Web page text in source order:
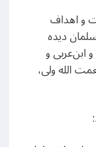
و اهداف
دیده
ابن‌عربی و
الله ولی،